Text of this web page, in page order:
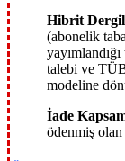
Hibrit
(abonelik
talebi ve
modeline
İade
ödenmiş